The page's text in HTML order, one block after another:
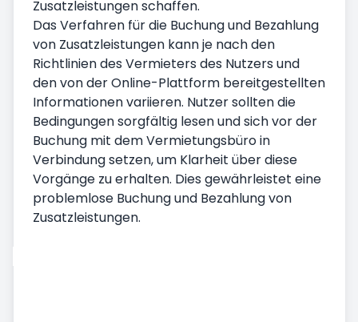
Zusatzleistungen schaffen.
Das Verfahren für die Buchung und Bezahlung
von Zusatzleistungen kann je nach den
Richtlinien des Vermieters des Nutzers und
den von der Online-Plattform bereitgestellten
Informationen variieren. Nutzer sollten die
Bedingungen sorgfältig lesen und sich vor der
Buchung mit dem Vermietungsbüro in
Verbindung setzen, um Klarheit über diese
Vorgänge zu erhalten. Dies gewährleistet eine
problemlose Buchung und Bezahlung von
Zusatzleistungen.